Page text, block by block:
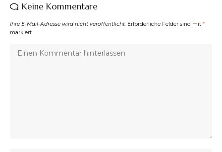
Keine Kommentare
Ihre E-Mail-Adresse wird nicht veröffentlicht. Erforderliche Felder sind mit *
markiert